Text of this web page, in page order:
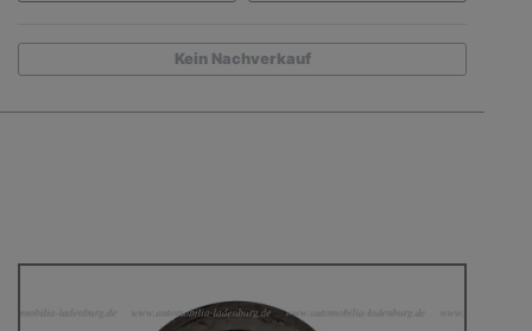
Kein Nachverkauf